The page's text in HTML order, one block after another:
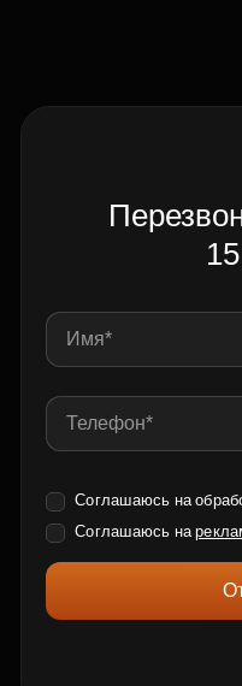
Соглашаюсь на
Соглашаюсь на